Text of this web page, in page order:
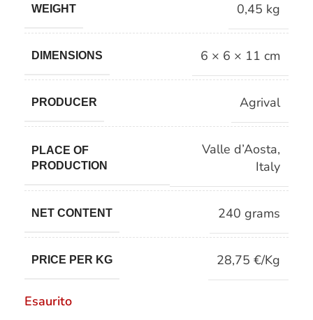
WEIGHT 0,45 kg
DIMENSIONS 6 × 6 × 11 cm
PRODUCER Agrival
PLACE OF
PRODUCTION
Valle d’Aosta,
Italy
NET CONTENT 240 grams
PRICE PER KG 28,75 €/Kg
Esaurito